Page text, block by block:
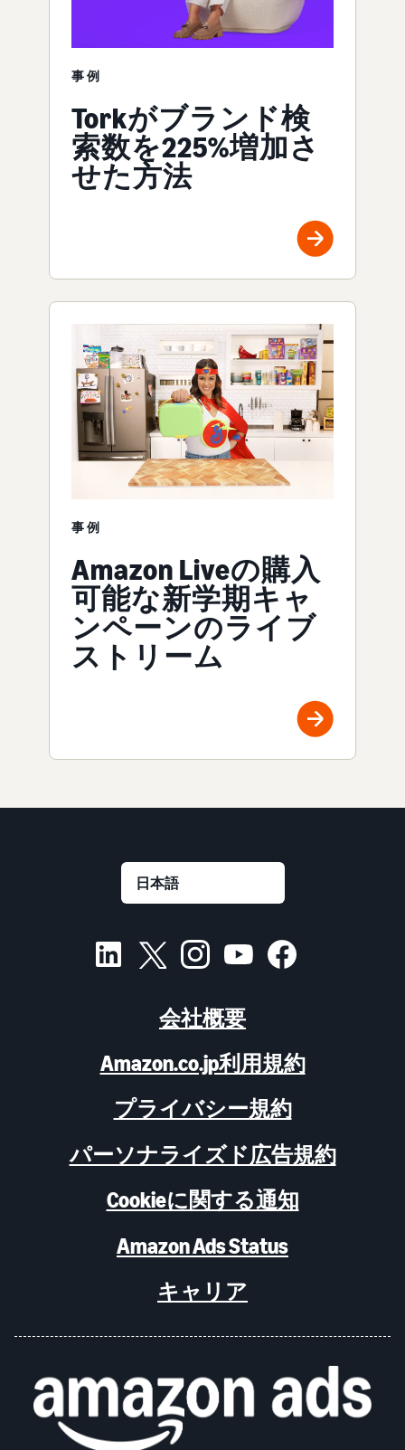
事例
Torkがブランド検
索数を225%増加さ
せた方法
事例
Amazon Liveの購入
可能な新学期キャ
ンペーンのライブ
ストリーム
会社概要
Amazon.co.jp利用規約
プライバシー規約
パーソナライズド広告規約
Cookieに関する通知
Amazon Ads Status
キャリア